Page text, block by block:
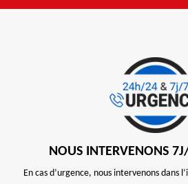
NOUS INTERVENONS
En cas d’urgence, nous intervenons dans